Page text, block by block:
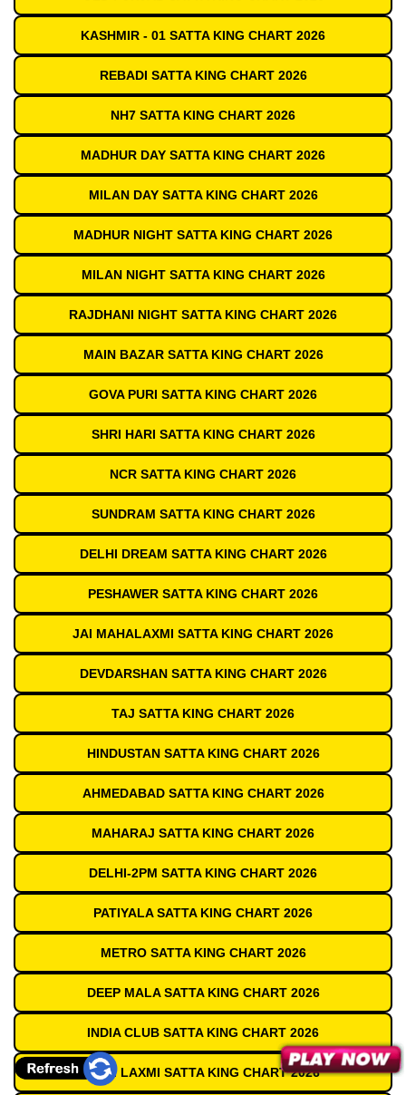
KASHMIR - 01 SATTA KING CHART 2026
REBADI SATTA KING CHART 2026
NH7 SATTA KING CHART 2026
MADHUR DAY SATTA KING CHART 2026
MILAN DAY SATTA KING CHART 2026
MADHUR NIGHT SATTA KING CHART 2026
MILAN NIGHT SATTA KING CHART 2026
RAJDHANI NIGHT SATTA KING CHART 2026
MAIN BAZAR SATTA KING CHART 2026
GOVA PURI SATTA KING CHART 2026
SHRI HARI SATTA KING CHART 2026
NCR SATTA KING CHART 2026
SUNDRAM SATTA KING CHART 2026
DELHI DREAM SATTA KING CHART 2026
PESHAWER SATTA KING CHART 2026
JAI MAHALAXMI SATTA KING CHART 2026
DEVDARSHAN SATTA KING CHART 2026
TAJ SATTA KING CHART 2026
HINDUSTAN SATTA KING CHART 2026
AHMEDABAD SATTA KING CHART 2026
MAHARAJ SATTA KING CHART 2026
DELHI-2PM SATTA KING CHART 2026
PATIYALA SATTA KING CHART 2026
METRO SATTA KING CHART 2026
DEEP MALA SATTA KING CHART 2026
INDIA CLUB SATTA KING CHART 2026
SHRI LAXMI SATTA KING CHART 2026